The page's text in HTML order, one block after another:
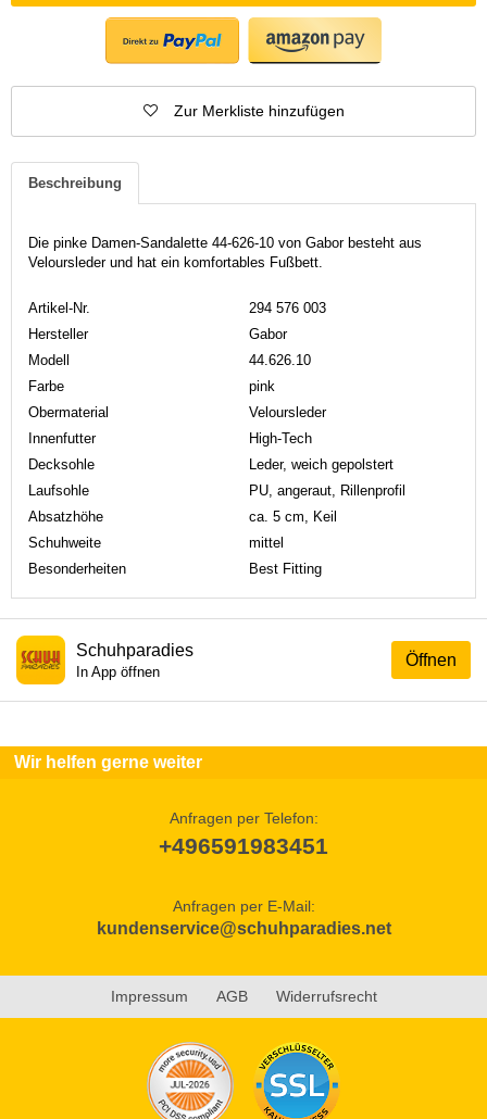
Zur Merkliste hinzufügen
Beschreibung
Die pinke Damen-Sandalette 44-626-10 von Gabor besteht aus
Veloursleder und hat ein komfortables Fußbett.
Artikel-Nr.
294 576 003
Hersteller
Gabor
Modell
44.626.10
Farbe
pink
Obermaterial
Veloursleder
Innenfutter
High-Tech
Decksohle
Leder, weich gepolstert
Laufsohle
PU, angeraut, Rillenprofil
Absatzhöhe
ca. 5 cm, Keil
Schuhweite
mittel
Besonderheiten
Best Fitting
Öffnen
Schuhparadies
In App öffnen
Wir helfen gerne weiter
Anfragen per Telefon:
+496591983451
Anfragen per E-Mail:
kundenservice@schuhparadies.net
Impressum AGB Widerrufsrecht